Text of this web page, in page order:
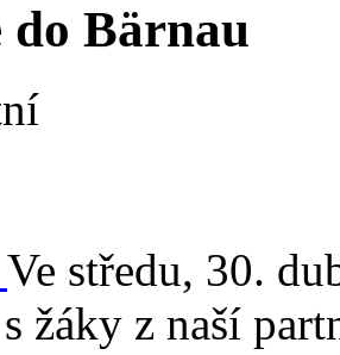
Bärnau
Ve středu, 30.
žáky z naší